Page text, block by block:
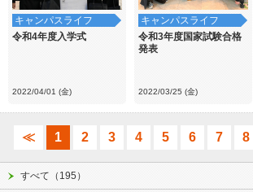
キャンパスライフ
令和4年度入学式
2022/04/01 (金)
キャンパスライフ
令和3年度国家試験合格
発表
2022/03/25 (金)
≪ 1 2 3 4 5 6 7 8
すべて（195）